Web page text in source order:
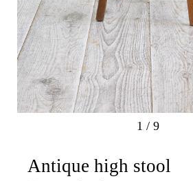
1 / 9
Antique high stool